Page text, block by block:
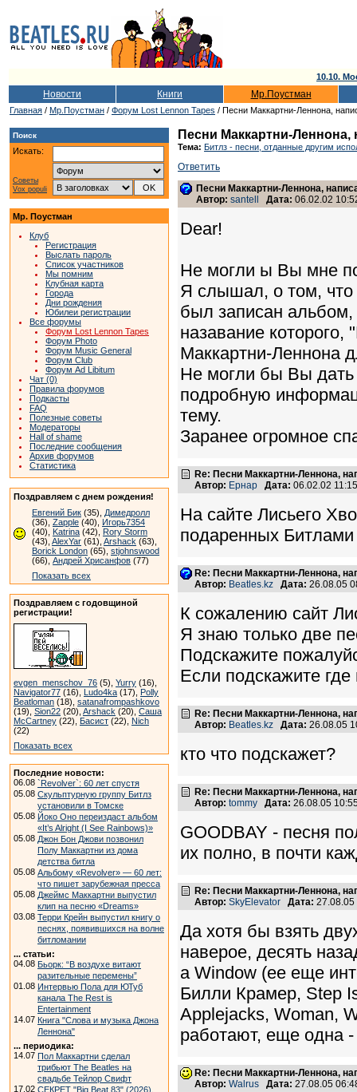
10.10.
Новости Книги Мр.Поустман
Главная / Мр.Поустман / Форум Lost Lennon Tapes / Песни Маккартни-Леннона,
Поиск
Искать:
Советы
Vox populi
Мр. Поустман
Клуб
Регистрация
Выслать пароль
Список участников
Мы помним
Клубная карта
Города
Дни рождения
Юбилеи регистрации
Все форумы
Форум Lost Lennon Tapes
Форум Photo
Форум Music General
Форум Club
Форум Ad Libitum
Чат (0)
Правила форумов
Подкасты
FAQ
Полезные советы
Модераторы
Hall of shame
Последние сообщения
Архив форумов
Статистика
Поздравляем с днем рождения!
Евгений Бик (35), Димедролл
(36), Zapple (40), Игорь7354
(40), Katrina (42), Rory Storm
(43), AlexYar (61), Arshack (63),
Borick London (65), stjohnswood
(66), Андрей Хрисанфов (77)
Показать всех
Поздравляем с годовщиной
регистрации!
evgen_menschov_76 (5), Yurry (16),
Navigator77 (16), Ludo4ka (17), Polly
Beatloman (18), satanafrompashkovo
(19), Sion22 (20), Arshack (20), Саша
McCartney (22), Басист (22), Nich
(22)
Показать всех
Последние новости:
06.08 `Revolver`: 60 лет спустя
05.08 Скульптурную группу Битлз
установили в Томске
05.08 Йоко Оно переиздаст альбом
«It’s Alright (I See Rainbows)»
05.08 Джон Бон Джови позвонил
Полу Маккартни из дома
детства битла
05.08 Альбому «Revolver» — 60 лет:
что пишет зарубежная пресса
05.08 Джеймс Маккартни выпустил
клип на песню «Dreams»
03.08 Терри Крейн выпустил книгу о
песнях, появившихся на волне
битломании
... статьи:
04.08 Бьорк: “В воздухе витают
разительные перемены”
01.08 Интервью Пола для ЮТуб
канала The Rest is
Entertainment
14.07 Книга "Слова и музыка Джона
Леннона"
... периодика:
14.07 Пол Маккартни сделал
трибьют The Beatles на
свадьбе Тейлор Свифт
17.02 СЕКРЕТ "Big Beat 83" (2026).
Песни Маккартни-
Тема: Битлз - песни, отданные другим
Ответить
Песни Маккартни-Леннона,
Автор: santell Дата: 06.02.02
Dear!
Не могли ы Вы мне
Я слышал, о том, что
был записан
назавание которого,
Маккартни-Леннона
Не могли бы Вы
подробную
тему.
Заранее огромное
Re: Песни Маккартни-Леннона,
Автор: Ернар Дата: 06.02.02
На сайте Лисьего
подаренных Битлами
Re: Песни Маккартни-Леннона,
Автор: Beatles.kz Дата: 26.08.05
К сожалению сайт
Я знаю только две
Подскажите
Если подскажите
Re: Песни Маккартни-Леннона,
Автор: Beatles.kz Дата: 26.08.05
кто что подскажет?
Re: Песни Маккартни-Леннона,
Автор: tommy Дата: 26.08.05
GOODBAY - песня
их полно, в почти
Re: Песни Маккартни-Леннона,
Автор: SkyElevator Дата:
Да хотя бы взять
наверое, десять
a Window (ее еще
Билли Крамер, Step
Applejacks, Woman,
работают, еще одна
Re: Песни Маккартни-Леннона,
Автор: Walrus Дата: 27.08.05